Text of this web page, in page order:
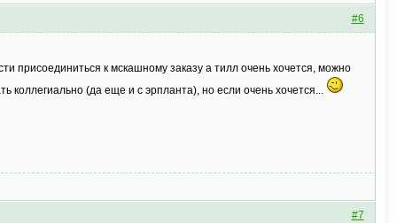
#6
присоединиться к мскашному заказу а тилл очень хочется, можно
коллегиально (да еще и с эрпланта), но если очень хочется...
#7